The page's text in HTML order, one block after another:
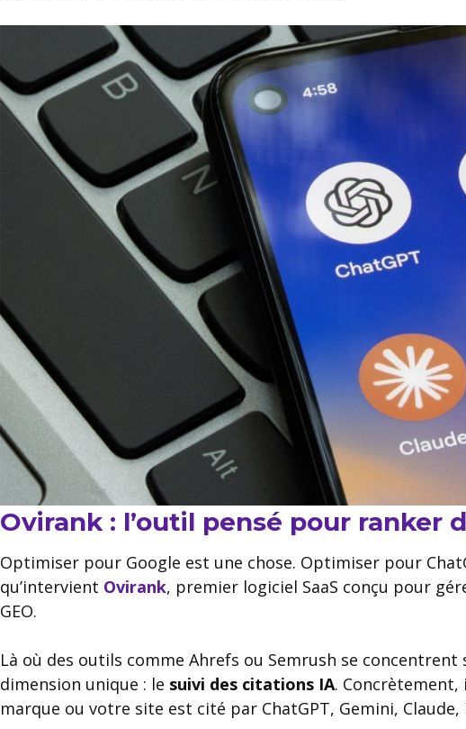
Ovirank : l’outil pensé pour ranker
Optimiser pour Google est une chose. Optimiser pour
qu’intervient Ovirank, premier logiciel SaaS conçu pour
GEO.
Là où des outils comme Ahrefs ou Semrush se
dimension unique : le suivi des citations IA.
marque ou votre site est cité par ChatGPT, Gemini,